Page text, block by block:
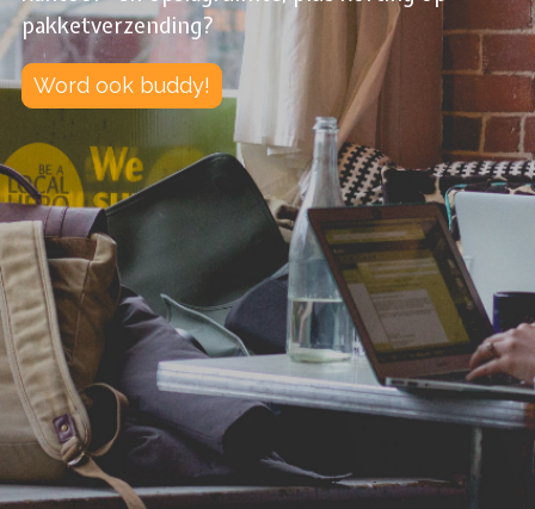
pakketverzending?
Word ook buddy!